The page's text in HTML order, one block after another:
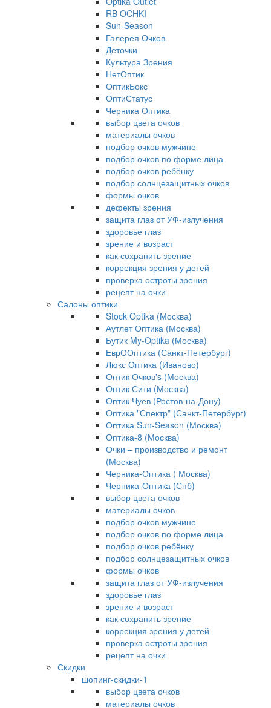
RB OCHKI
Sun-Season
Галерея Очков
Деточки
Культура Зрения
НетОптик
ОптикБокс
ОптиСтатус
Черника Оптика
выбор цвета очков
материалы очков
подбор очков мужчине
подбор очков по форме лица
подбор очков ребёнку
подбор солнцезащитных очков
формы очков
дефекты зрения
защита глаз от УФ-излучения
здоровье глаз
зрение и возраст
как сохранить зрение
коррекция зрения у детей
проверка остроты зрения
рецепт на очки
Салоны оптики
Stock Optika (Москва)
Аутлет Оптика (Москва)
Бутик My-Optika (Москва)
ЕврООптика (Санкт-Петербург)
Люкс Оптика (Иваново)
Оптик Очков's (Москва)
Оптик Сити (Москва)
Оптик Чуев (Ростов-на-Дону)
Оптика "Спектр" (Санкт-Петербург)
Оптика Sun-Season (Москва)
Оптика-8 (Москва)
Очки – производство и ремонт
(Москва)
Черника-Оптика ( Москва)
Черника-Оптика (Спб)
выбор цвета очков
материалы очков
подбор очков мужчине
подбор очков по форме лица
подбор очков ребёнку
подбор солнцезащитных очков
формы очков
защита глаз от УФ-излучения
здоровье глаз
зрение и возраст
как сохранить зрение
коррекция зрения у детей
проверка остроты зрения
рецепт на очки
Скидки
шопинг-скидки-1
выбор цвета очков
материалы очков